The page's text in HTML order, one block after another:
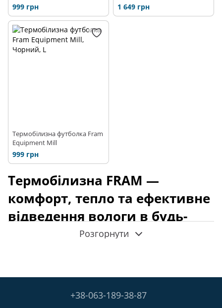
999 грн 1 649 грн
Термобілизна футболка Fram
Equipment Mill
999 грн
Термобілизна FRAM —
комфорт, тепло та ефективне
відведення вологи в будь-
яких умовах
залишатися сухими навіть під час інтенсивного руху. Саме
Розгорнути
+38-063-189-38-87